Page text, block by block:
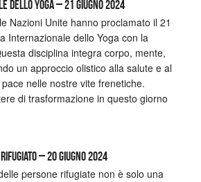
dello Yoga – 21 giugno 2024
Nazioni Unite hanno proclamato il 21
Internazionale dello Yoga con la
disciplina integra corpo, mente,
un approccio olistico alla salute e al
nelle nostre vite frenetiche.
di trasformazione in questo giorno
– 20 giugno 2024
persone rifugiate non è solo una